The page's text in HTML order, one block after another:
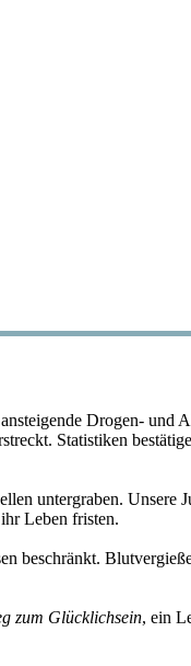
Drogen-
Statistiken
untergraben. Unsere
Leben fristen.
zum Glücklichsein, ein